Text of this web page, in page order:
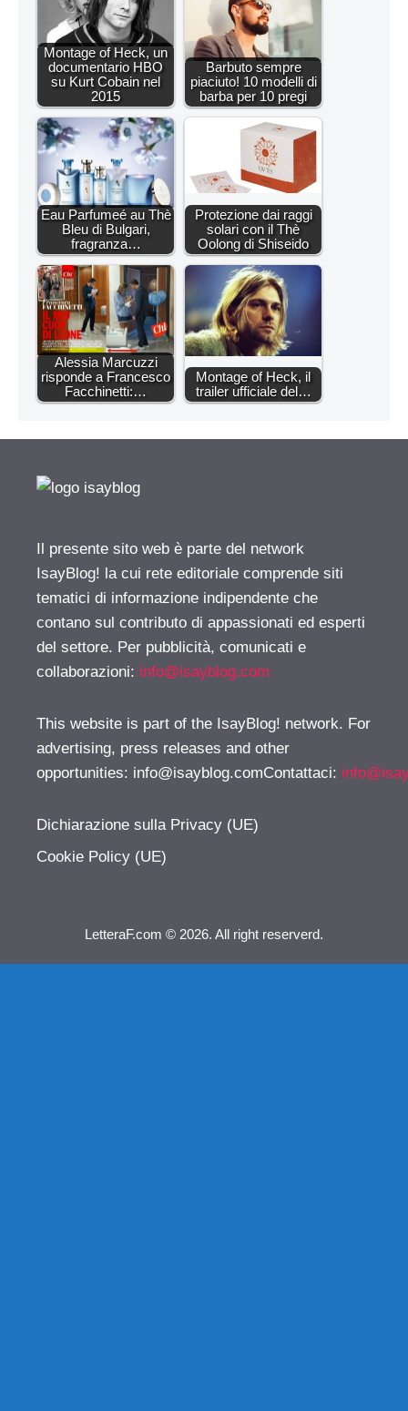
Montage of Heck, un
documentario HBO
su Kurt Cobain nel
2015
Barbuto sempre
piaciuto! 10 modelli di
barba per 10 pregi
Eau Parfumeé au Thè
Bleu di Bulgari,
fragranza…
Protezione dai raggi
solari con il Thè
Oolong di Shiseido
Alessia Marcuzzi
risponde a Francesco
Facchinetti:…
Montage of Heck, il
trailer ufficiale del…
Il presente sito web è parte del network
IsayBlog! la cui rete editoriale comprende siti
tematici di informazione indipendente che
contano sul contributo di appassionati ed esperti
del settore. Per pubblicità, comunicati e
collaborazioni: info@isayblog.com
This website is part of the IsayBlog! network. For
advertising, press releases and other
opportunities: info@isayblog.comContattaci:
Dichiarazione sulla Privacy (UE)
Cookie Policy (UE)
LetteraF.com © 2026. All right reserverd.